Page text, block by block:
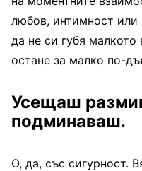
любов, интимност или
да не си губя
остане за малко по-
Усещаш
подминаваш.
О, да, със сигурност.